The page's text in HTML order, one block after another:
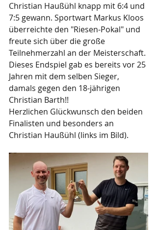
Christian Haußühl knapp mit 6:4 und
7:5 gewann. Sportwart Markus Kloos
überreichte den "Riesen-Pokal" und
freute sich über die große
Teilnehmerzahl an der Meisterschaft.
Dieses Endspiel gab es bereits vor 25
Jahren mit dem selben Sieger,
damals gegen den 18-jährigen
Christian Barth!!
Herzlichen Glückwunsch den beiden
Finalisten und besonders an
Christian Haußühl (links im Bild).